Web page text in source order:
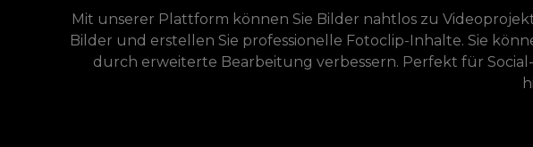
Mit unserer Plattform können Sie Bilder nahtlos zu
Bilder und erstellen Sie professionelle Fotoclip-Inhalte. Sie
durch erweiterte Bearbeitung verbessern. Perfekt für